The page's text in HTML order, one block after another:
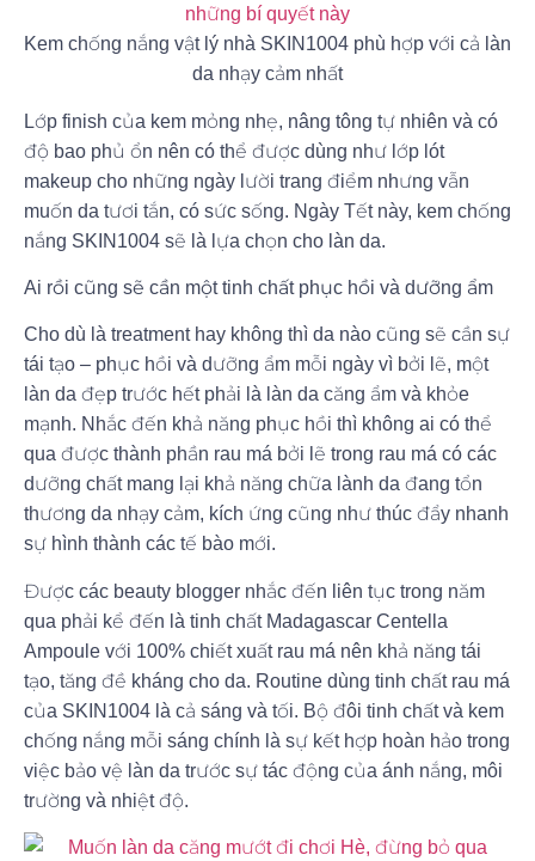
Kem chống nắng vật lý nhà SKIN1004 phù hợp với cả làn
da nhạy cảm nhất
Lớp finish của kem mỏng nhẹ, nâng tông tự nhiên và có
độ bao phủ ổn nên có thể được dùng như lớp lót
makeup cho những ngày lười trang điểm nhưng vẫn
muốn da tươi tắn, có sức sống. Ngày Tết này, kem chống
nắng SKIN1004 sẽ là lựa chọn cho làn da.
Ai rồi cũng sẽ cần một tinh chất phục hồi và dưỡng ẩm
Cho dù là treatment hay không thì da nào cũng sẽ cần sự
tái tạo – phục hồi và dưỡng ẩm mỗi ngày vì bởi lẽ, một
làn da đẹp trước hết phải là làn da căng ẩm và khỏe
mạnh. Nhắc đến khả năng phục hồi thì không ai có thể
qua được thành phần rau má bởi lẽ trong rau má có các
dưỡng chất mang lại khả năng chữa lành da đang tổn
thương da nhạy cảm, kích ứng cũng như thúc đẩy nhanh
sự hình thành các tế bào mới.
Được các beauty blogger nhắc đến liên tục trong năm
qua phải kể đến là tinh chất Madagascar Centella
Ampoule với 100% chiết xuất rau má nên khả năng tái
tạo, tăng đề kháng cho da. Routine dùng tinh chất rau má
của SKIN1004 là cả sáng và tối. Bộ đôi tinh chất và kem
chống nắng mỗi sáng chính là sự kết hợp hoàn hảo trong
việc bảo vệ làn da trước sự tác động của ánh nắng, môi
trường và nhiệt độ.